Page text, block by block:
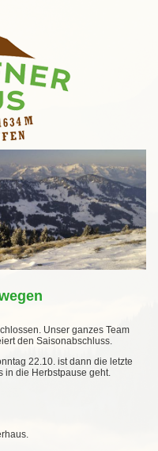
Unser ganzes Team
den Saisonabschluss.
22.10. ist dann die letzte
in die Herbstpause geht.